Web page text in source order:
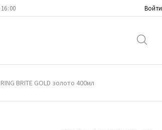
Войти
BRITE GOLD золото 400мл